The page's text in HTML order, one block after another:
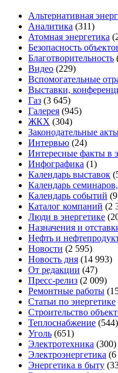
Альтернативная
Аналитика (311)
Атомная энергетика
Безопасность
Благотворительность
Видео (229)
Вспомогательные
Выставки,
Газ (3 645)
Галерея (945)
ЖКХ (304)
Законодательные
Интервью (24)
Интересные факты в
Инфографика (1)
Календарь выставок
Календарь
Календарь событий
Каталог компаний (2
Люди в энергетике
Назначения и
Нефть и
Новости (2 595)
Новость дня (14 993)
От редакции (47)
Пресс-релиз (2 009)
Ремонтные работы
Статьи по энергетике
Строительство
Теплоснабжение (544)
Уголь (651)
Электротехника (300)
Электроэнергетика (6
Энергетика в быту